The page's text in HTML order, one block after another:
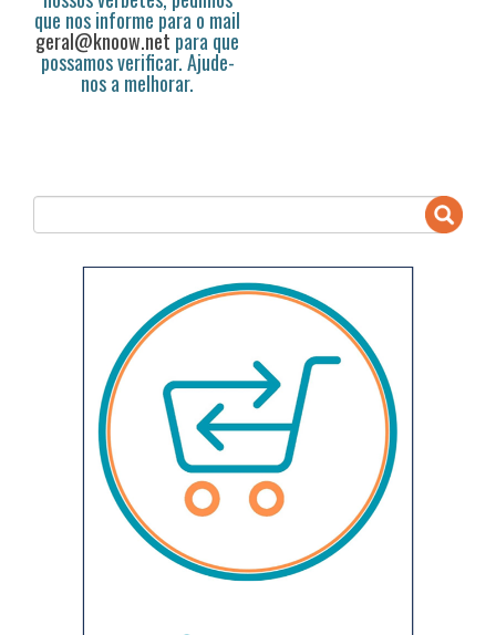
que nos informe para o mail
geral@knoow.net para que
possamos verificar. Ajude-
nos a melhorar.